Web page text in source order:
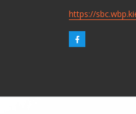
https://